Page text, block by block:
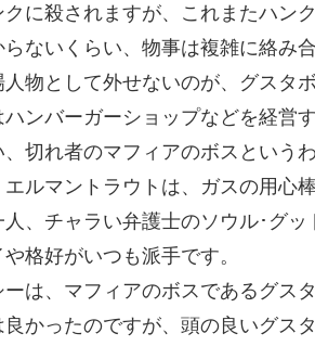
クに殺されますが、これまたハン
ないくらい、物事は複雑に絡み
物として外せないのが、グスタ
ンバーガーショップなどを経営
切れ者のマフィアのボスというわ
ルマントラウトは、ガスの用心
、チャラい弁護士のソウル･グ
格好がいつも派手です。
は、マフィアのボスであるグス
かったのですが、頭の良いグス